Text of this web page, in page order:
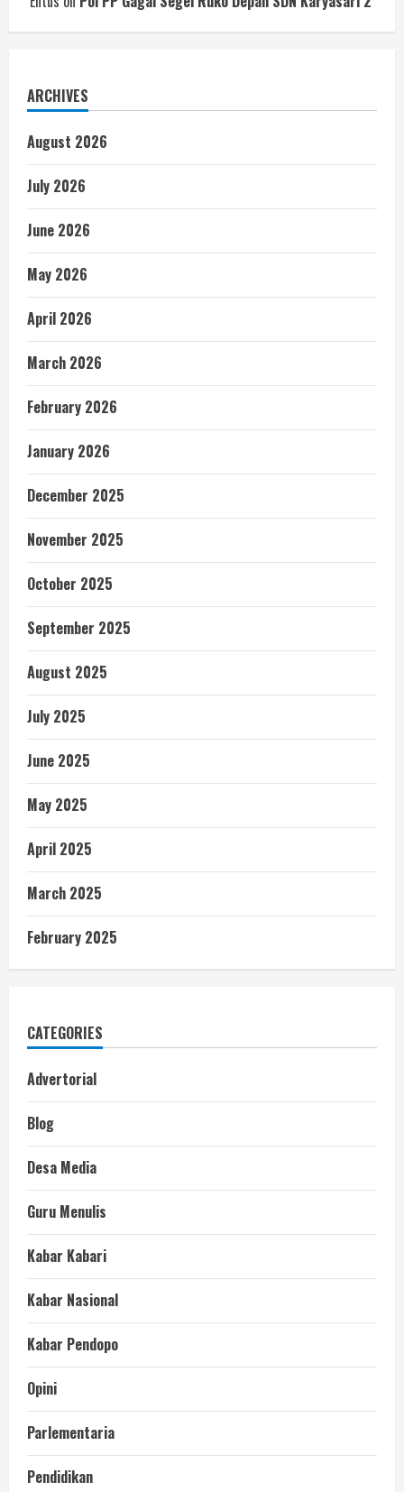
ARCHIVES
August 2026
July 2026
June 2026
May 2026
April 2026
March 2026
February 2026
January 2026
December 2025
November 2025
October 2025
September 2025
August 2025
July 2025
June 2025
May 2025
April 2025
March 2025
February 2025
CATEGORIES
Advertorial
Blog
Desa Media
Guru Menulis
Kabar Kabari
Kabar Nasional
Kabar Pendopo
Opini
Parlementaria
Pendidikan